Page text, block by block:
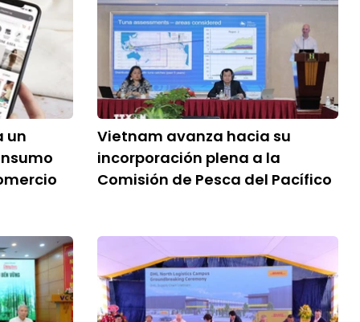
un
Vietnam avanza hacia su
incorporación plena a la
Comisión de Pesca del Pacífico